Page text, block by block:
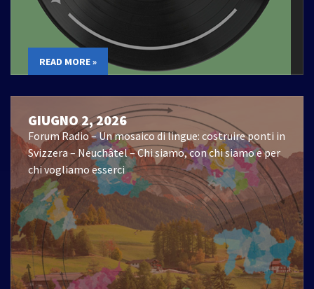
READ MORE »
GIUGNO 2, 2026
Forum Radio – Un mosaico di lingue: costruire ponti in
Svizzera – Neuchâtel – Chi siamo, con chi siamo e per
chi vogliamo esserci